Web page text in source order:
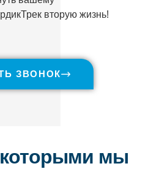
вторую жизнь!
ЗВОНОК
мы